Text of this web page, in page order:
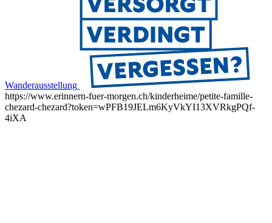
Wanderausstellung
https://www.erinnern-fuer-morgen.ch/kinderheime/petite-famille-
chezard-chezard?token=wPFB19JELm6KyVkYI13XVRkgPQf-
4iXA